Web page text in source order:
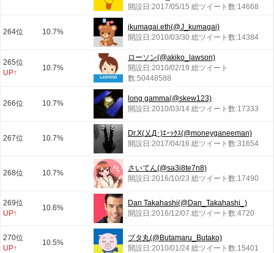
開設日:2017/05/15 総ツイート数:14668
264位 10.7%
jkumagai.eth(@J_kumagai)
開設日:2010/03/30 総ツイート数:14384
265位
UP↑
10.7%
ローソン(@akiko_lawson)
開設日:2010/02/19 総ツイート
数:50448588
266位 10.7%
long gamma(@skew123)
開設日:2010/03/14 総ツイート数:17333
267位 10.7%
Dr.Х(乂Д･)ｴｰｯｸｽ(@moneyganeeman)
開設日:2017/04/16 総ツイート数:31654
268位 10.7%
さいてん(@sa3i8te7n8)
開設日:2016/10/23 総ツイート数:17490
269位
UP↑
10.6%
Dan Takahashi(@Dan_Takahashi_)
開設日:2016/12/07 総ツイート数:4720
270位
UP↑
10.5%
ブタ丸(@Butamaru_Butako)
開設日:2010/01/24 総ツイート数:15401